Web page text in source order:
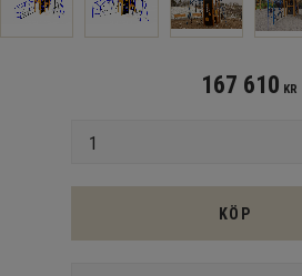
167 610 KR
KÖP